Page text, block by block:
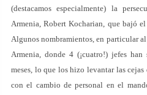
(destacamos especialmente) la
Armenia, Robert Kocharian, que bajó
Algunos nombramientos, en particular
Armenia, donde 4 (¡cuatro!) jefes
meses, lo que los hizo levantar las
con el cambio de personal en el